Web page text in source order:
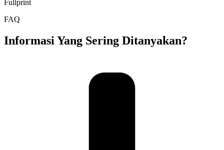
Fullprint
FAQ
Informasi Yang Sering Ditanyakan?